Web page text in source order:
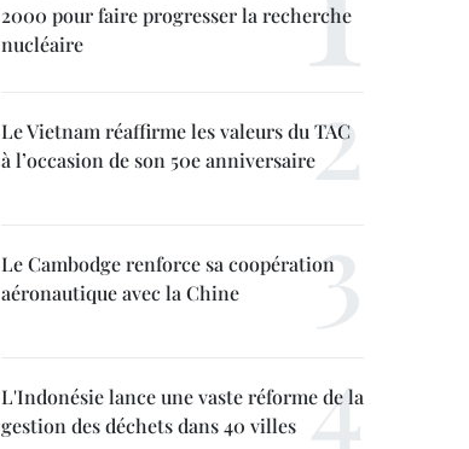
2000 pour faire progresser la recherche
nucléaire
Le Vietnam réaffirme les valeurs du TAC
à l’occasion de son 50e anniversaire
Le Cambodge renforce sa coopération
aéronautique avec la Chine
L'Indonésie lance une vaste réforme de la
gestion des déchets dans 40 villes